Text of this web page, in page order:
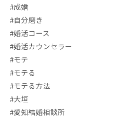
#成婚
#自分磨き
#婚活コース
#婚活カウンセラー
#モテ
#モテる
#モテる方法
#大垣
#愛知結婚相談所